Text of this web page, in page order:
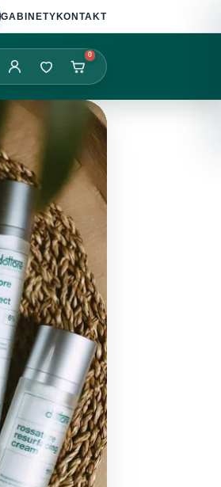
GABINETY KONTAKT
0